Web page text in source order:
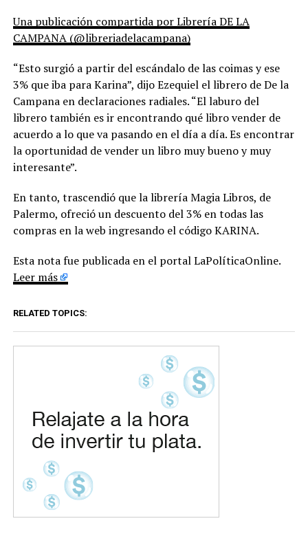
Una publicación compartida por Librería DE LA
CAMPANA (@libreriadelacampana)
“Esto surgió a partir del escándalo de las coimas y ese
3% que iba para Karina”, dijo Ezequiel el librero de De la
Campana en declaraciones radiales. “El laburo del
librero también es ir encontrando qué libro vender de
acuerdo a lo que va pasando en el día a día. Es encontrar
la oportunidad de vender un libro muy bueno y muy
interesante”.
En tanto, trascendió que la librería Magia Libros, de
Palermo, ofreció un descuento del 3% en todas las
compras en la web ingresando el código KARINA.
Esta nota fue publicada en el portal LaPolíticaOnline.
Leer más
RELATED TOPICS: